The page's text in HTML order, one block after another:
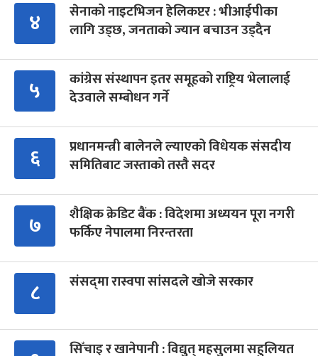
४
सेनाको नाइटभिजन हेलिकप्टर : भीआईपीका
लागि उड्छ, जनताको ज्यान बचाउन उड्दैन
५
कांग्रेस संस्थापन इतर समूहको राष्ट्रिय भेलालाई
देउवाले सम्बोधन गर्ने
६
प्रधानमन्त्री बालेनले ल्याएको विधेयक संसदीय
समितिबाट जस्ताको तस्तै सदर
७
शैक्षिक क्रेडिट बैंक : विदेशमा अध्ययन पूरा नगरी
फर्किए नेपालमा निरन्तरता
८ संसद्‍मा रास्वपा सांसदले खोजे सरकार
सिँचाइ र खानेपानी : विद्युत् महसुलमा सहुलियत